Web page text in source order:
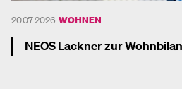
20.07.2026 WOHNEN
NEOS Lackner zur